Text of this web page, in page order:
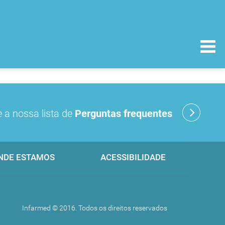
a nossa lista de Perguntas frequentes
ESTAMOS ACESSIBILIDADE
Infarmed © 2016. Todos os direitos reservados